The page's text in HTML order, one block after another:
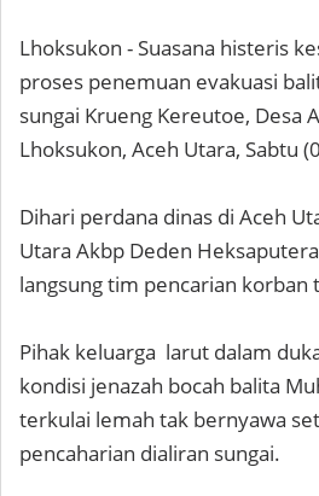
Lhoksukon - Suasana histeris
proses penemuan evakuasi
sungai Krueng Kereutoe, Desa
Lhoksukon, Aceh Utara, Sabtu
Dihari perdana dinas di Aceh
Utara Akbp Deden
langsung tim pencarian
Pihak keluarga larut dalam
kondisi jenazah bocah balita
terkulai lemah tak bernyawa
pencaharian dialiran sungai.